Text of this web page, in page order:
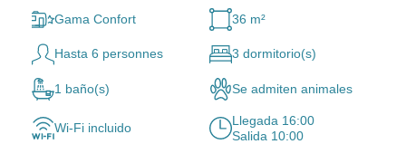
Gama Confort 36 m²
Hasta 6 personnes 3 dormitorio(s)
1 baño(s) Se admiten animales
Wi-Fi incluido
Llegada 16:00
Salida 10:00